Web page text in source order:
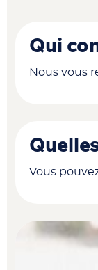
Qui
Nous vous
Vous